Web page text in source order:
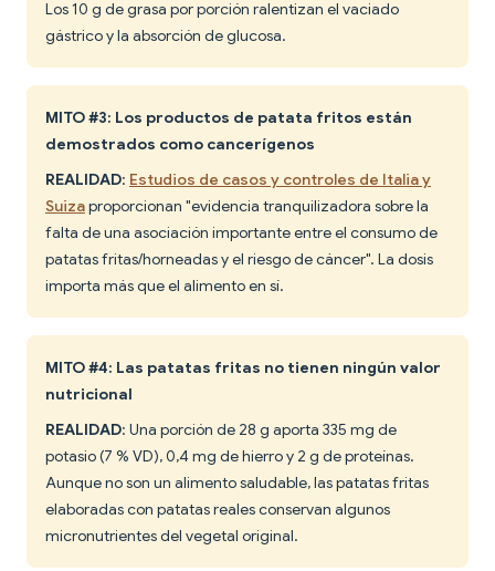
Los 10 g de grasa por porción ralentizan el vaciado
gástrico y la absorción de glucosa.
MITO #3: Los productos de patata fritos están
demostrados como cancerígenos
REALIDAD: Estudios de casos y controles de Italia y
Suizaproporcionan "evidencia tranquilizadora sobre la
falta de una asociación importante entre el consumo de
patatas fritas/horneadas y el riesgo de cáncer". La dosis
importa más que el alimento en sí.
MITO #4: Las patatas fritas no tienen ningún valor
nutricional
REALIDAD: Una porción de 28 g aporta 335 mg de
potasio (7 % VD), 0,4 mg de hierro y 2 g de proteínas.
Aunque no son un alimento saludable, las patatas fritas
elaboradas con patatas reales conservan algunos
micronutrientes del vegetal original.